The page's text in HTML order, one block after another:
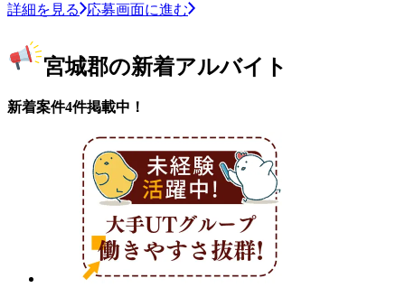
詳細を見る 応募画面に進む
宮城郡の新着アルバイト
新着案件4件掲載中！